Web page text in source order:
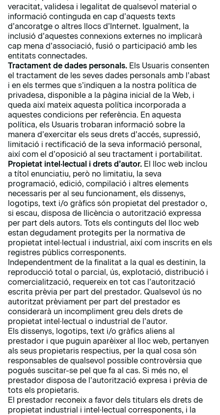
veracitat, validesa i legalitat de qualsevol material o
informació continguda en cap d’aquests texts
d’ancoratge o altres llocs d’Internet. Igualment, la
inclusió d’aquestes connexions externes no implicarà
cap mena d’associació, fusió o participació amb les
entitats connectades.
Tractament de dades personals. Els Usuaris consenten
el tractament de les seves dades personals amb l’abast
i en els termes que s’indiquen a la nostra política de
privadesa, disponible a la pàgina inicial de la Web, i
queda així mateix aquesta política incorporada a
aquestes condicions per referència. En aquesta
política, els Usuaris trobaran informació sobre la
manera d’exercitar els seus drets d’accés, supressió,
limitació i rectificació de la seva informació personal,
així com el d’oposició al seu tractament i portabilitat.
Propietat intel·lectual i drets d’autor. El lloc web inclou
a títol enunciatiu, però no limitatiu, la seva
programació, edició, compilació i altres elements
necessaris per al seu funcionament, els dissenys,
logotips, text i/o gràfics són propietat del prestador o,
si escau, disposa de llicència o autorització expressa
per part dels autors. Tots els continguts del lloc web
estan degudament protegits per la normativa de
propietat intel·lectual i industrial, així com inscrits en els
registres públics corresponents.
Independentment de la finalitat a la qual es destinin, la
reproducció total o parcial, ús, explotació, distribució i
comercialització, requereix en tot cas l’autorització
escrita prèvia per part del prestador. Qualsevol ús no
autoritzat prèviament per part del prestador es
considerarà un incompliment greu dels drets de
propietat intel·lectual o industrial de l’autor.
Els dissenys, logotips, text i/o gràfics aliens al
prestador i que puguin aparèixer al lloc web, pertanyen
als seus propietaris respectius, per la qual cosa són
responsables de qualsevol possible controvèrsia que
pogués suscitar-se pel que fa al cas. Si més no, el
prestador disposa de l’autorització expresa i prèvia de
tots els propietaris.
El prestador reconeix a favor dels titulars els drets de
propietat industrial i intel·lectual corresponents, i la